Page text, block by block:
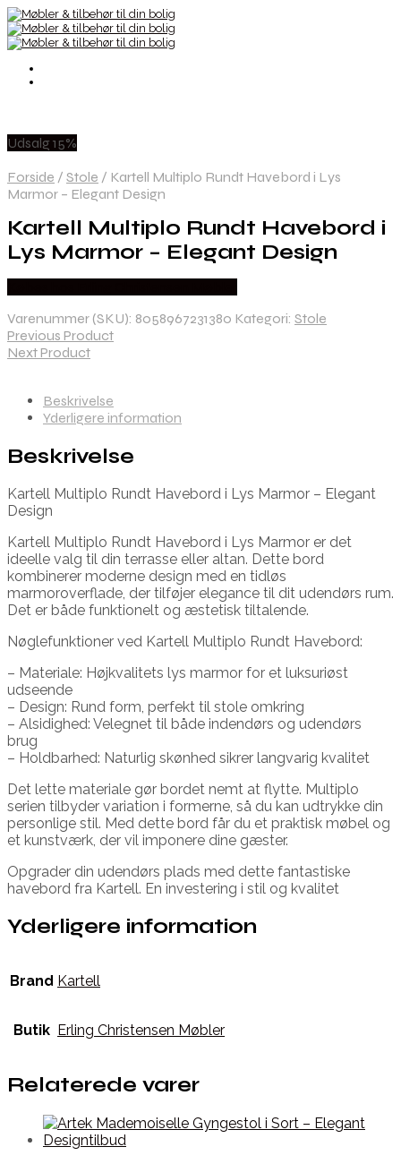
Udsalg 15%
Forside / Stole / Kartell Multiplo Rundt Havebord i Lys
Marmor – Elegant Design
Kartell Multiplo Rundt Havebord i
Lys Marmor – Elegant Design
Varenummer (SKU): 8058967231380 Kategori: Stole
Previous Product
Next Product
Beskrivelse
Yderligere information
Beskrivelse
Kartell Multiplo Rundt Havebord i Lys Marmor – Elegant
Design
Kartell Multiplo Rundt Havebord i Lys Marmor er det
ideelle valg til din terrasse eller altan. Dette bord
kombinerer moderne design med en tidløs
marmoroverflade, der tilføjer elegance til dit udendørs rum.
Det er både funktionelt og æstetisk tiltalende.
Nøglefunktioner ved Kartell Multiplo Rundt Havebord:
– Materiale: Højkvalitets lys marmor for et luksuriøst
udseende
– Design: Rund form, perfekt til stole omkring
– Alsidighed: Velegnet til både indendørs og udendørs
brug
– Holdbarhed: Naturlig skønhed sikrer langvarig kvalitet
Det lette materiale gør bordet nemt at flytte. Multiplo
serien tilbyder variation i formerne, så du kan udtrykke din
personlige stil. Med dette bord får du et praktisk møbel og
et kunstværk, der vil imponere dine gæster.
Opgrader din udendørs plads med dette fantastiske
havebord fra Kartell. En investering i stil og kvalitet
Yderligere information
Brand Kartell
Butik Erling Christensen Møbler
Relaterede varer